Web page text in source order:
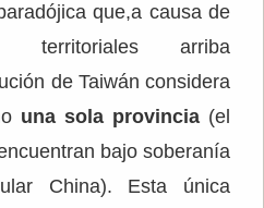
que,a causa de
territoriales arriba
de Taiwán considera
una sola provincia (el
bajo soberanía
China). Esta única